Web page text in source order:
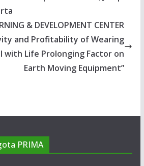
& DEVELOPMENT CENTER
and Profitability of Wearing
with Life Prolonging Factor on
Earth Moving Equipment”
PRIMA
kompetensi pada bidang
pengembangan sumber daya